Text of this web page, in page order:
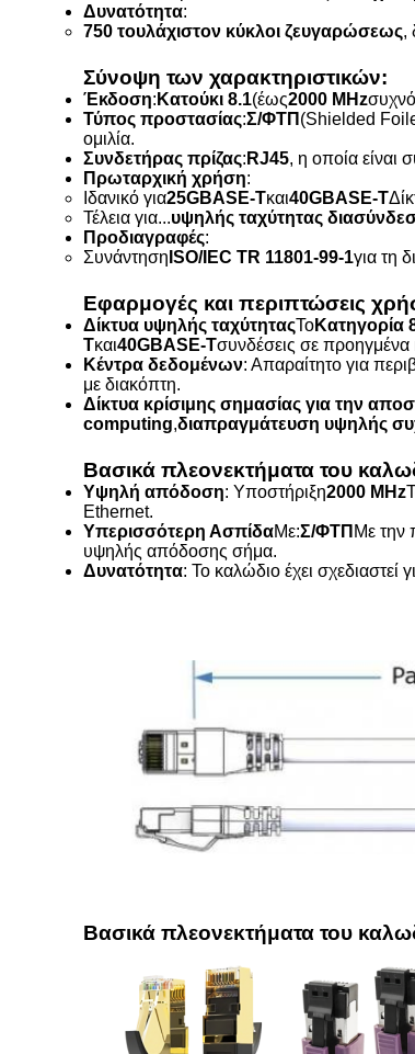
Δυνατότητα:
750 τουλάχιστον κύκλοι ζευγαρώσεως,
Σύνοψη των χαρακτηριστικών:
Έκδοση: Κατούκι 8.1(έως2000 MHz
Τύπος προστασίας:Σ/ΦΤΠ (Shielded
ομιλία.
Συνδετήρας πρίζας: RJ45, η οποία είναι
Πρωταρχική χρήση:
Ιδανικό για25GBASE-Tκαι40GBASE-T
Τέλεια για...υψηλής ταχύτητας
Προδιαγραφές:
Συνάντηση ISO/IEC TR 11801-99-1για τη
Εφαρμογές και περιπτώσεις
Δίκτυα υψηλής ταχύτηταςΤοΚατηγορία
Tκαι40GBASE-Tσυνδέσεις σε προηγμένα
Κέντρα δεδομένων: Απαραίτητο για
με διακόπτη.
Δίκτυα κρίσιμης σημασίας για την
computing,διαπραγμάτευση υψηλής
Βασικά πλεονεκτήματα του
Υψηλή απόδοση: Υποστήριξη2000 MHz
Ethernet.
Υπερισσότερη ΑσπίδαΜε:Σ/ΦΤΠ Με την
υψηλής απόδοσης σήμα.
Δυνατότητα: Το καλώδιο έχει σχεδιαστεί
Βασικά πλεονεκτήματα του